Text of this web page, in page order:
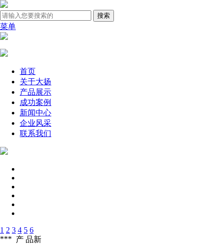
菜单
首页
关于大扬
产品展示
成功案例
新闻中心
企业风采
联系我们
1 2 3 4 5 6
***
新
产 品